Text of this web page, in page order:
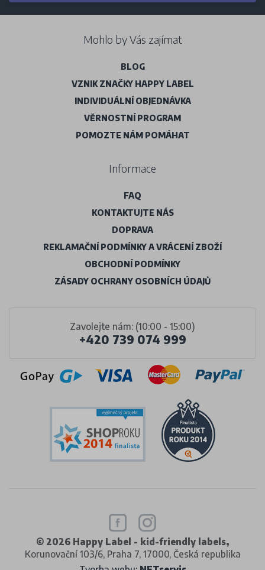
Zavolejte nám: (10:00 - 15:00)
+420 739 074 999
Mohlo by Vás zajímat
BLOG
VZNIK ZNAČKY HAPPY LABEL
INDIVIDUÁLNÍ OBJEDNÁVKA
VĚRNOSTNÍ PROGRAM
POMOZTE NÁM POMÁHAT
Informace
FAQ
KONTAKTUJTE NÁS
DOPRAVA
REKLAMAČNÍ PODMÍNKY A VRÁCENÍ ZBOŽÍ
OBCHODNÍ PODMÍNKY
ZÁSADY OCHRANY OSOBNÍCH ÚDAJŮ
© 2026 Happy Label - kid-friendly labels,
Korunovační 103/6, Praha 7, 17000, Česká republika